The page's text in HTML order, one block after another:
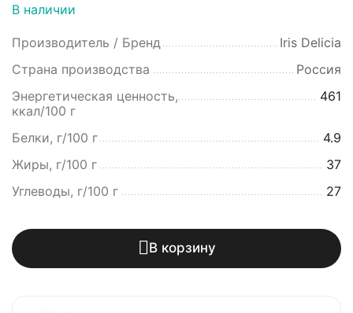
В наличии
Производитель / Бренд
Iris Delicia
Страна производства
Россия
Энергетическая ценность,
ккал/100 г
461
Белки, г/100 г
4.9
Жиры, г/100 г
37
Углеводы, г/100 г
27
В корзину